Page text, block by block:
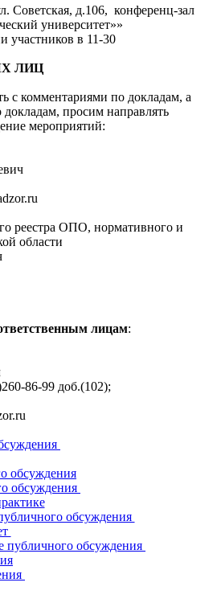
Советская, д.106, конференц-зал
университет»»
участников в 11-30
ЛИЦ
с комментариями по докладам, а
просим направлять
мероприятий:
реестра ОПО, нормативного и
области
лицам:
86-99 доб.(102);
обсуждения
обсуждения
обсуждения
публичного обсуждения